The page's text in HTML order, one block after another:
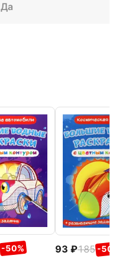
Да
-50% 93 185 -